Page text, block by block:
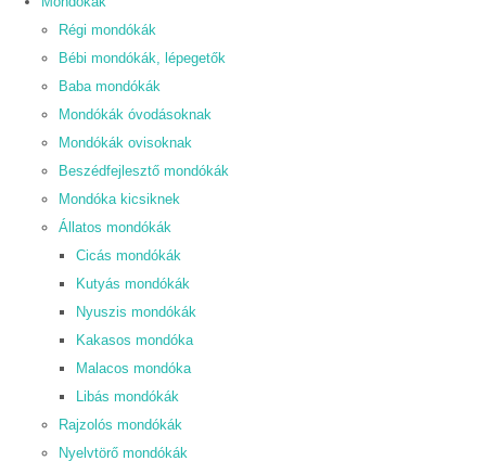
Régi mondókák
Bébi mondókák, lépegetők
Baba mondókák
Mondókák óvodásoknak
Mondókák ovisoknak
Beszédfejlesztő mondókák
Mondóka kicsiknek
Állatos mondókák
Cicás mondókák
Kutyás mondókák
Nyuszis mondókák
Kakasos mondóka
Malacos mondóka
Libás mondókák
Rajzolós mondókák
Nyelvtörő mondókák